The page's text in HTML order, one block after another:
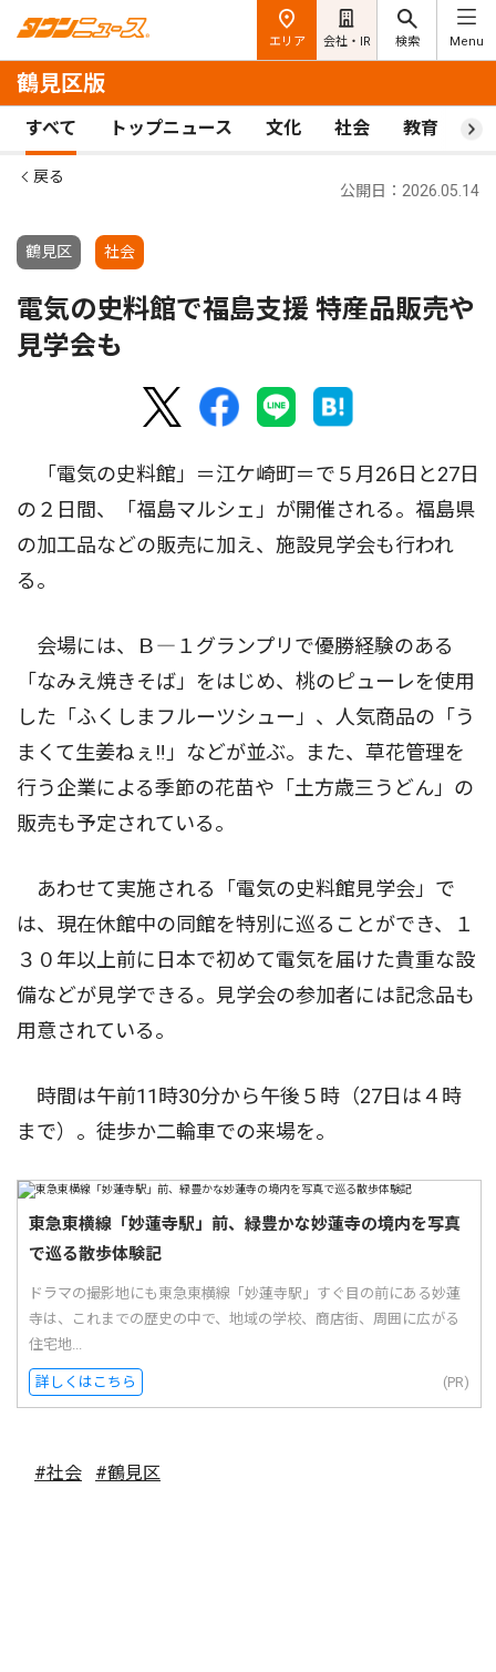
エリア 会社・IR 検索 Menu
鶴見区版
すべて トップニュース 文化 社会 教育 ス
戻る
鶴見区 社会
公開日：2026.05.14
電気の史料館で福島支援 特産品販売や
見学会も
「電気の史料館」＝江ケ崎町＝で５月26日と27日
の２日間、「福島マルシェ」が開催される。福島県
の加工品などの販売に加え、施設見学会も行われ
る。
会場には、Ｂ―１グランプリで優勝経験のある
「なみえ焼きそば」をはじめ、桃のピューレを使用
した「ふくしまフルーツシュー」、人気商品の「う
まくて生姜ねぇ‼」などが並ぶ。また、草花管理を
行う企業による季節の花苗や「土方歳三うどん」の
販売も予定されている。
あわせて実施される「電気の史料館見学会」で
は、現在休館中の同館を特別に巡ることができ、１
３０年以上前に日本で初めて電気を届けた貴重な設
備などが見学できる。見学会の参加者には記念品も
用意されている。
時間は午前11時30分から午後５時（27日は４時
まで）。徒歩か二輪車での来場を。
東急東横線「妙蓮寺駅」前、緑豊かな妙蓮寺の境内を写真
で巡る散歩体験記
ドラマの撮影地にも東急東横線「妙蓮寺駅」すぐ目の前にある妙蓮
寺は、これまでの歴史の中で、地域の学校、商店街、周囲に広がる
住宅地...
詳しくはこちら (PR)
#社会 #鶴見区